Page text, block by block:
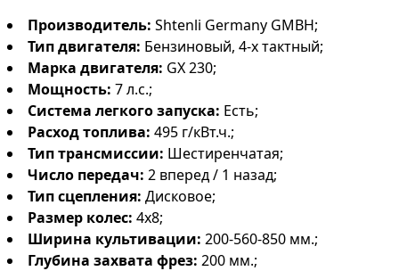
Производитель: Shtenli Germany GMBH;
Тип двигателя: Бензиновый, 4-х тактный;
Марка двигателя: GX 230;
Мощность: 7 л.с.;
Система легкого запуска: Есть;
Расход топлива: 495 г/кВт.ч.;
Тип трансмиссии: Шестиренчатая;
Число передач: 2 вперед / 1 назад;
Тип сцепления: Дисковое;
Размер колес: 4х8;
Ширина культивации: 200-560-850 мм.;
Глубина захвата фрез: 200 мм.;